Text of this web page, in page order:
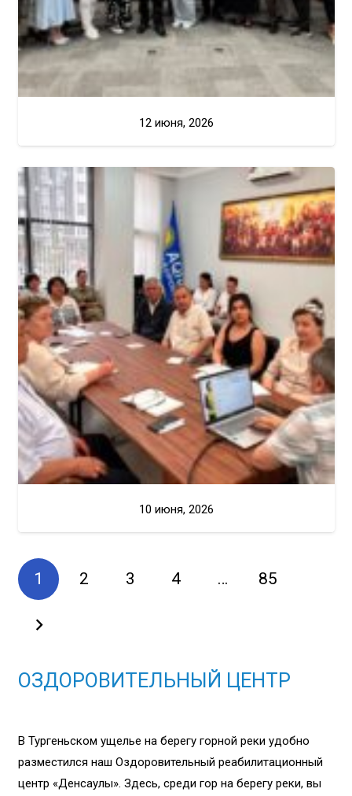
12 июня, 2026
10 июня, 2026
1 2 3 4 … 85
ОЗДОРОВИТЕЛЬНЫЙ ЦЕНТР
В Тургеньском ущелье на берегу горной реки удобно
разместился наш Оздоровительный реабилитационный
центр «Денсаулық». Здесь, среди гор на берегу реки, вы